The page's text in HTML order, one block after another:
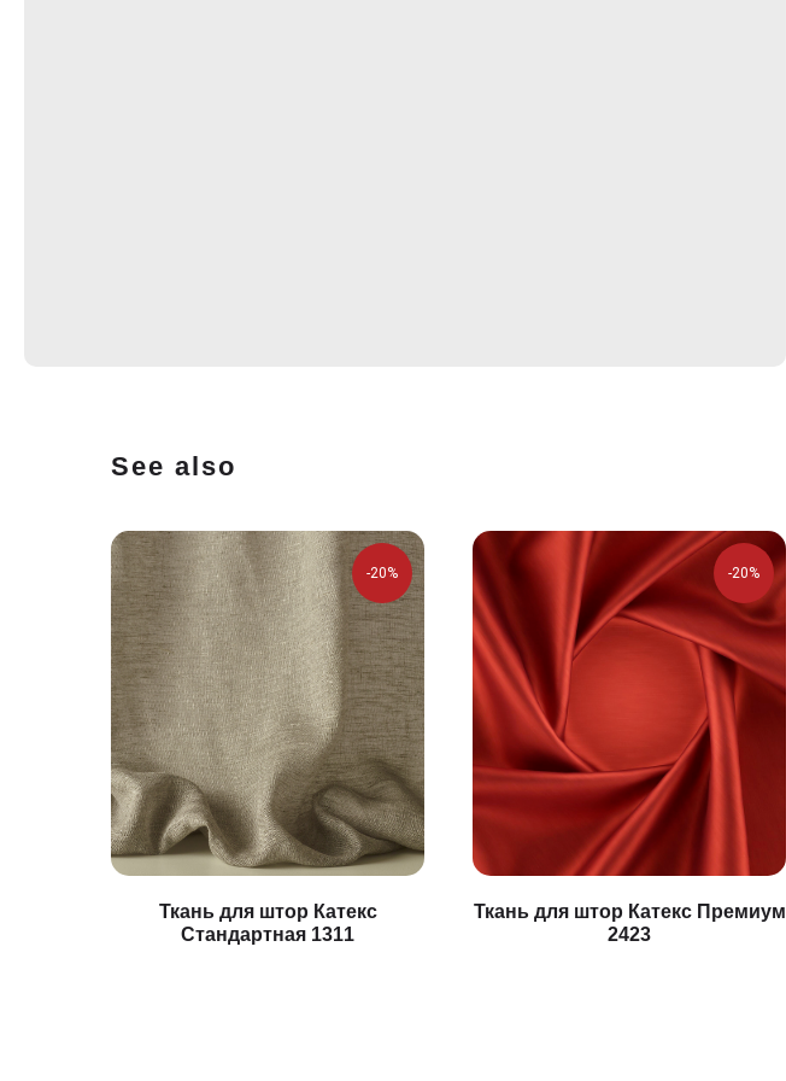
See also
-20%
Ткань для штор Катекс
Стандартная 1311
-20%
Ткань для штор Катекс Премиум
2423